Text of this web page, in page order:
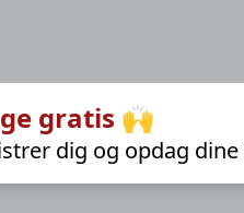
gratis 🙌
dig og opdag